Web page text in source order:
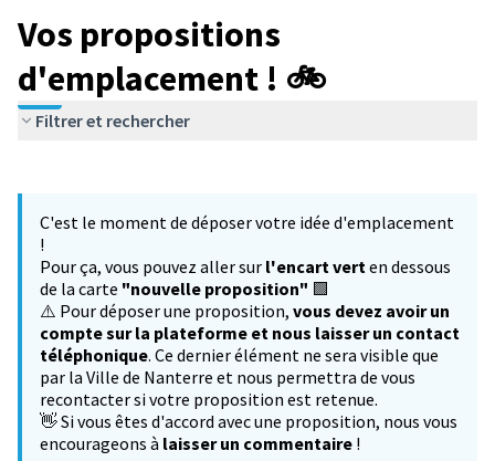
Vos propositions
d'emplacement ! 🚲
Filtrer et rechercher
−
C'est le moment de déposer votre idée d'emplacement
!
Pour ça, vous pouvez aller sur l'encart verten dessous
de la carte "nouvelle proposition" 🟩
⚠️ Pour déposer une proposition, vous devez avoir un
compte sur la plateforme et nous laisser un contact
téléphonique. Ce dernier élément ne sera visible que
par la Ville de Nanterre et nous permettra de vous
recontacter si votre proposition est retenue.
👋 Si vous êtes d'accord avec une proposition, nous vous
encourageons à laisser un commentaire !